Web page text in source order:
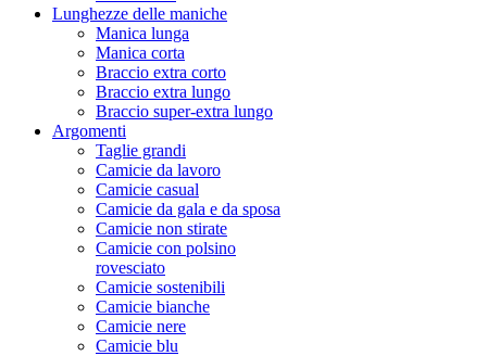
Lunghezze delle maniche
Manica lunga
Manica corta
Braccio extra corto
Braccio extra lungo
Braccio super-extra lungo
Argomenti
Taglie grandi
Camicie da lavoro
Camicie casual
Camicie da gala e da sposa
Camicie non stirate
Camicie con polsino
rovesciato
Camicie sostenibili
Camicie bianche
Camicie nere
Camicie blu